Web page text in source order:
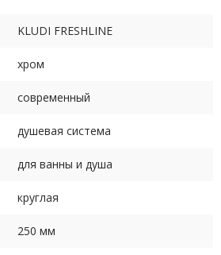
KLUDI FRESHLINE
хром
современный
душевая система
для ванны и душа
круглая
250 мм